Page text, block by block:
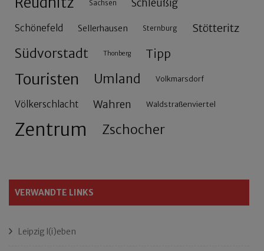
Sachsen Schleußig
Schönefeld Sellerhausen Sternburg Stötteritz
Südvorstadt Thonberg Tipp
Touristen Umland Volkmarsdorf
Völkerschlacht Wahren Waldstraßenviertel
Zentrum Zschocher
VERWANDTE LINKS
Leipzig l(i)eben